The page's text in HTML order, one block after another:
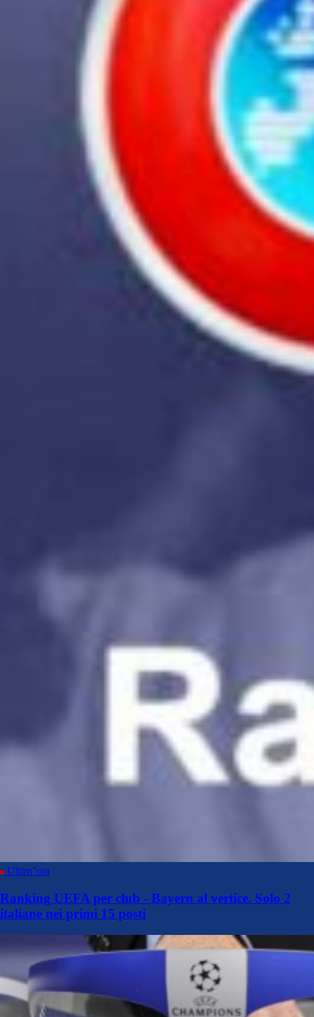
Ultim’ora
Ranking UEFA per club - Bayern al vertice. Solo 2
italiane nei primi 15 posti